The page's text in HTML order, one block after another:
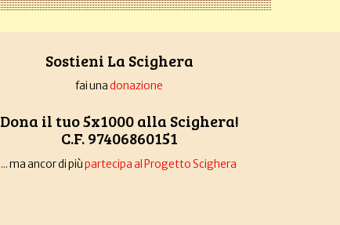
Sostieni La Scighera
fai unadonazione
Dona il tuo 5x1000 alla Scighera!
C.F. 97406860151
... ma ancor di piùpartecipa al Progetto Scighera